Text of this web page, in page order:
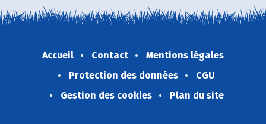
Accueil Contact
Mentions légales
Protection des données
CGU
Gestion des cookies
Plan du site